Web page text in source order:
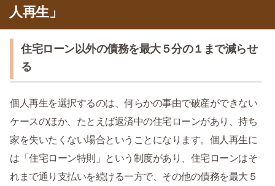
人再生」
住宅ローン以外の債務を最大５分の１まで減らせ
る
個人再生を選択するのは、何らかの事由で破産ができない
ケースのほか、たとえば返済中の住宅ローンがあり、持ち
家を失いたくない場合ということになります。個人再生に
は「住宅ローン特則」という制度があり、住宅ローンはそ
れまで通り支払いを続ける一方で、その他の債務を最大５